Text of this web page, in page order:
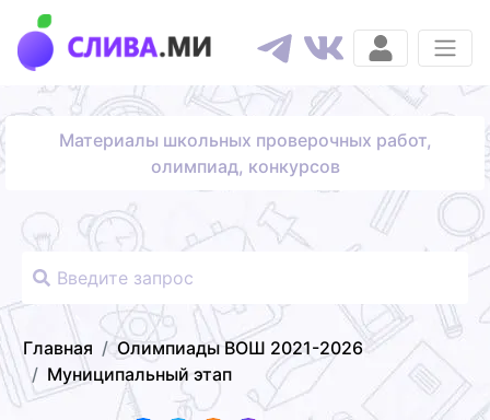
Материалы школьных проверочных работ,
олимпиад, конкурсов
Главная
Олимпиады ВОШ 2021-2026
Муниципальный этап